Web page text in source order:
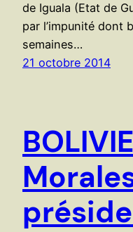
de Iguala (Etat de
par l’impunité dont
semaines…
21 octobre 2014